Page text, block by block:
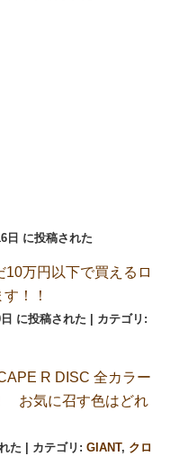
日 に投稿された
10万円以下で買えるロ
す！！
に投稿された
カテゴリ:
R DISC 全カラー
お気に召す色はどれ
た カテゴリ: GIANT, クロ